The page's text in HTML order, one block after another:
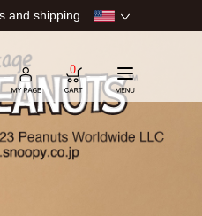
and shipping
0